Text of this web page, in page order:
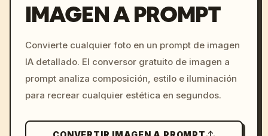
c, cyberpunk sunset, neon
colors, 8k --v 6.0
IMAGEN A PROMPT
Convierte cualquier foto en un prompt de imagen
IA detallado. El conversor gratuito de imagen a
prompt analiza composición, estilo e iluminación
para recrear cualquier estética en segundos.